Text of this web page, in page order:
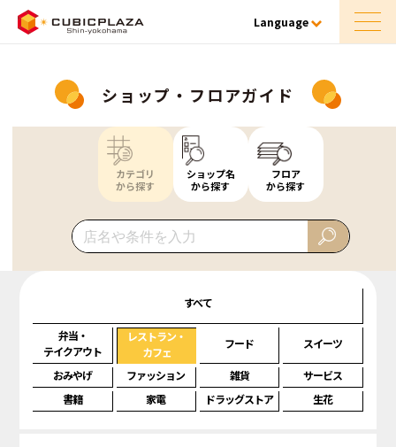
Language
ショップ・フロアガイド
カテゴリ
から探す
ショップ名
から探す
フロア
から探す
すべて
弁当・
テイクアウト
レストラン・
カフェ
フード スイーツ
おみやげ ファッション 雑貨
サービス
書籍
家電 ドラッグストア 生花